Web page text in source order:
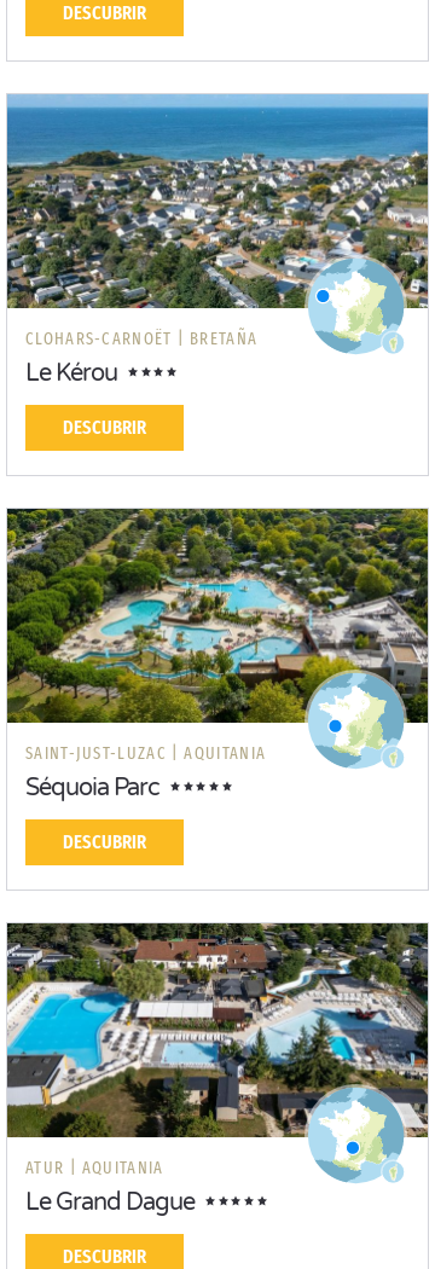
DESCUBRIR
CLOHARS-CARNOËT | BRETAÑA
Le Kérou
DESCUBRIR
SAINT-JUST-LUZAC | AQUITANIA
Séquoia Parc
DESCUBRIR
ATUR | AQUITANIA
Le Grand Dague
DESCUBRIR